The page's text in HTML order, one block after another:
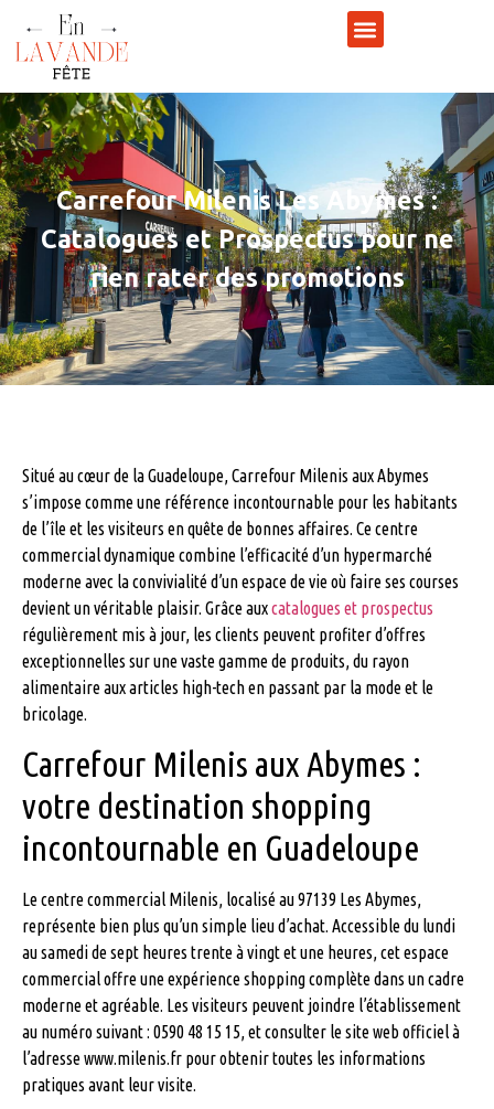
Carrefour Milenis Les Abymes :
Catalogues et Prospectus pour ne
rien rater des promotions
Situé au cœur de la Guadeloupe, Carrefour Milenis aux Abymes
s’impose comme une référence incontournable pour les habitants
de l’île et les visiteurs en quête de bonnes affaires. Ce centre
commercial dynamique combine l’efficacité d’un hypermarché
moderne avec la convivialité d’un espace de vie où faire ses courses
devient un véritable plaisir. Grâce auxcatalogues et prospectus
régulièrement mis à jour, les clients peuvent profiter d’offres
exceptionnelles sur une vaste gamme de produits, du rayon
alimentaire aux articles high-tech en passant par la mode et le
bricolage.
Carrefour Milenis aux Abymes :
votre destination shopping
incontournable en Guadeloupe
Le centre commercial Milenis, localisé au 97139 Les Abymes,
représente bien plus qu’un simple lieu d’achat. Accessible du lundi
au samedi de sept heures trente à vingt et une heures, cet espace
commercial offre une expérience shopping complète dans un cadre
moderne et agréable. Les visiteurs peuvent joindre l’établissement
au numéro suivant : 0590 48 15 15, et consulter le site web officiel à
l’adresse www.milenis.fr pour obtenir toutes les informations
pratiques avant leur visite.